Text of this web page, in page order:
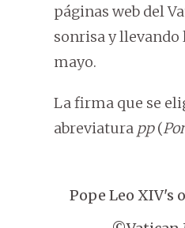
páginas web del
sonrisa y llevando
mayo.
La firma que se
abreviatura pp(
Pope Leo XIV's